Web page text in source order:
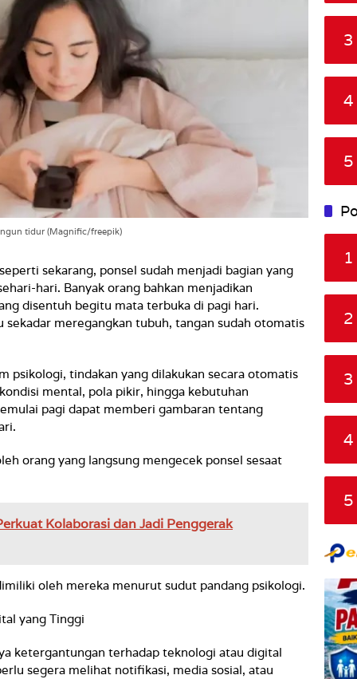
tidur (Magnific/freepik)
sekarang, ponsel sudah menjadi bagian yang
hari. Banyak orang bahkan menjadikan
disentuh begitu mata terbuka di pagi hari.
meregangkan tubuh, tangan sudah otomatis
psikologi, tindakan yang dilakukan secara otomatis
mental, pola pikir, hingga kebutuhan
pagi dapat memberi gambaran tentang
orang yang langsung mengecek ponsel sesaat
Kolaborasi dan Jadi Penggerak
oleh mereka menurut sudut pandang psikologi.
yang Tinggi
ketergantungan terhadap teknologi atau digital
segera melihat notifikasi, media sosial, atau
3
4
5
1
2
3
4
5